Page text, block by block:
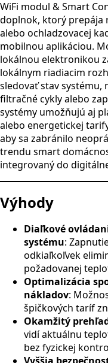
WiFi modul & Smart
doplnok, ktorý prepája
alebo ochladzovacej
mobilnou aplikáciou.
lokálnou elektronikou
lokálnym riadiacim
sledovať stav systému,
filtračné cykly alebo
systémy umožňujú aj
alebo energetickej
aby sa zabránilo
trendu smart
integrovaný do
Výhody
Diaľkové
systému:
odkiaľkoľvek
požadovanej
Optimalizácia
nákladov:
špičkových taríf
Okamžitý
vidí aktuálnu
bez fyzickej